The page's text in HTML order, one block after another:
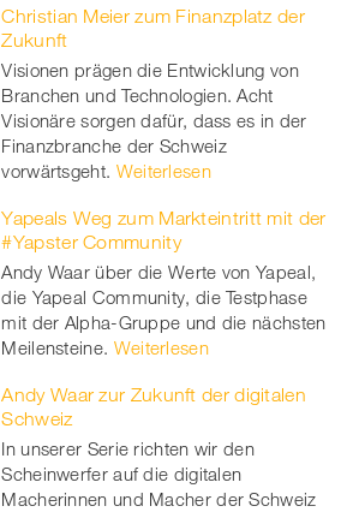
Christian Meier zum Finanzplatz der
Zukunft
Visionen prägen die Entwicklung von
Branchen und Technologien. Acht
Visionäre sorgen dafür, dass es in der
Finanzbranche der Schweiz
vorwärtsgeht. Weiterlesen
Yapeals Weg zum Markteintritt mit der
#Yapster Community
Andy Waar über die Werte von Yapeal,
die Yapeal Community, die Testphase
mit der Alpha-Gruppe und die nächsten
Meilensteine. Weiterlesen
Andy Waar zur Zukunft der digitalen
Schweiz
In unserer Serie richten wir den
Scheinwerfer auf die digitalen
Macherinnen und Macher der Schweiz